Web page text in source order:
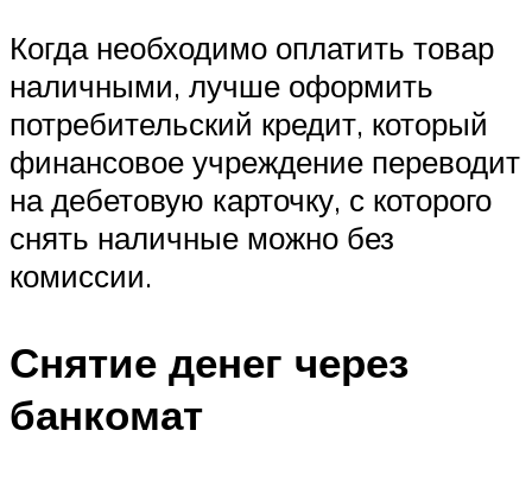
Когда необходимо оплатить товар
наличными, лучше оформить
потребительский кредит, который
финансовое учреждение переводит
на дебетовую карточку, с которого
снять наличные можно без
комиссии.
Снятие денег через
банкомат